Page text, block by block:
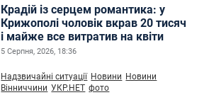
Крадій із серцем романтика: у
Крижополі чоловік вкрав 20 тисяч
і майже все витратив на квіти
5 Серпня, 2026, 18:36
Надзвичайні ситуації Новини Новини
Вінниччини УКР.НЕТ фото